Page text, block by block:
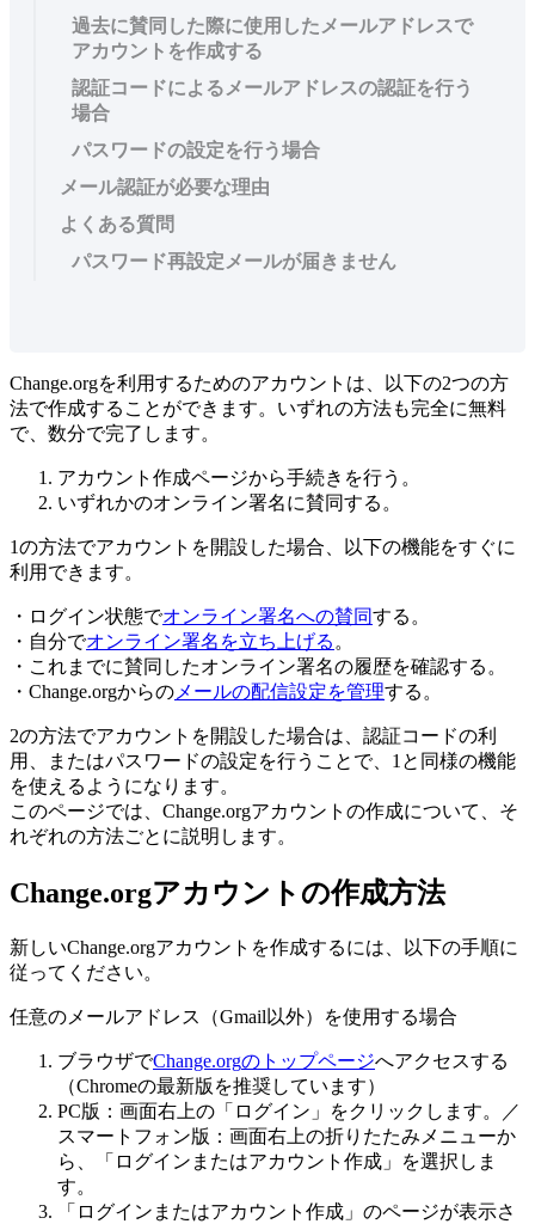
過去に賛同した際に使用したメールアドレスで
アカウントを作成する
認証コードによるメールアドレスの認証を行う
場合
パスワードの設定を行う場合
メール認証が必要な理由
よくある質問
パスワード再設定メールが届きません
Change.orgを利 用するためのアカ ウ ン ト は 以下の2つの方
法で作成する こ と ができ ま す。 いずれの方法も完全に無料
で、 数分で完了 し ま す。
アカ ウ ン ト 作成ページから手続き を行う 。
いずれかのオンライ ン署名に賛同する 。
1の方法でアカ ウ ン ト を開設 した場合 以下の機能をす ぐに
利 用 でき ま す。
・ ロ グイ ン状態でオンライ ン署名への賛同する 。
・ 自分でオンライ ン署名 を立ち 上げる 。
・ こ れま でに賛同 したオンライ ン署名の履歴を確認する 。
・ Change.orgからの メ ールの配信設定を管理する 。
2の方法でアカ ウ ン ト を開設 した場合は 認証コ ー ドの利
用
ま たはパス ワー ドの設定を行う こ と で、 1 と 同様の機能
を使 え る よ う にな り ま す。
こ のページでは Change.orgアカ ウ ン ト の作成について
そ
れぞれの方法ごと に説明 し ま す。
Change.orgアカウン ト の作成方法
新しいChange.orgアカ ウ ン ト を作成するには 以下の手順に
従って く ださ い。
任意の メ ールア ド レ ス （Gmail 以外） を使用する場合
ブラ ウザでChange.orgの ト ップページへアクセスする
（Chromeの最新版 を推奨してい ま す）
PC版 ： 画面右 上の 「 ロ グイ ン 」 をク リ ッ ク し ま す。
／
スマー ト フ ォ ン版 ： 画面右 上の折り たたみ メ ニ ュ ーか
ら
「 ロ グイ ン ま たはアカ ウ ン ト 作成 」 を選択 し ま
す。
「 ロ グイ ン ま たはアカ ウ ン ト 作成 」 のページが表示さ